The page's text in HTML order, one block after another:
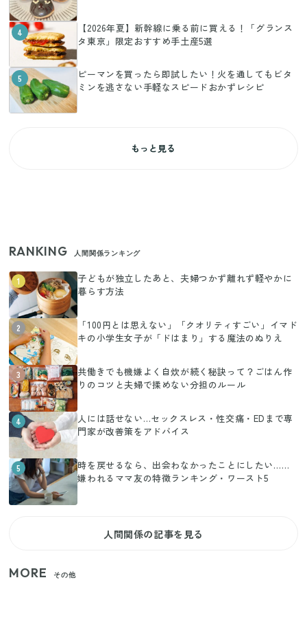
4
【2026年夏】新幹線に乗る前に買える！「グランス
タ東京」限定おすすめ手土産5選
5
ピーマンを買ったら即試したい！火を通してもビタ
ミンを逃さない手軽なスピードおかずレシピ
もっと見る
RANKING 人間関係ランキング
1
子どもが独立したあと、夫婦つかず離れず軽やかに
暮らす方法
2
「100円とは思えない」「クオリティすごい」イマド
キの小学生女子が「ドはまり」する魔法のぬりえ
3
共働きでも機嫌よく自炊が続く秘訣って？ごはん作
りのコツと夫婦で揉めない分担のルール
4
人には話せない…セックスレス・性交痛・EDまで専
門家が改善策をアドバイス
5
時を戻せるなら、出会わなかったことにしたい……
嫌われるママ友の特徴ランキング・ワースト5
人間関係の記事を見る
MORE その他